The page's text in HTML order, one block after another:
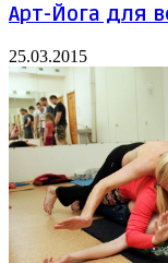
Арт-Йога для
25.03.2015